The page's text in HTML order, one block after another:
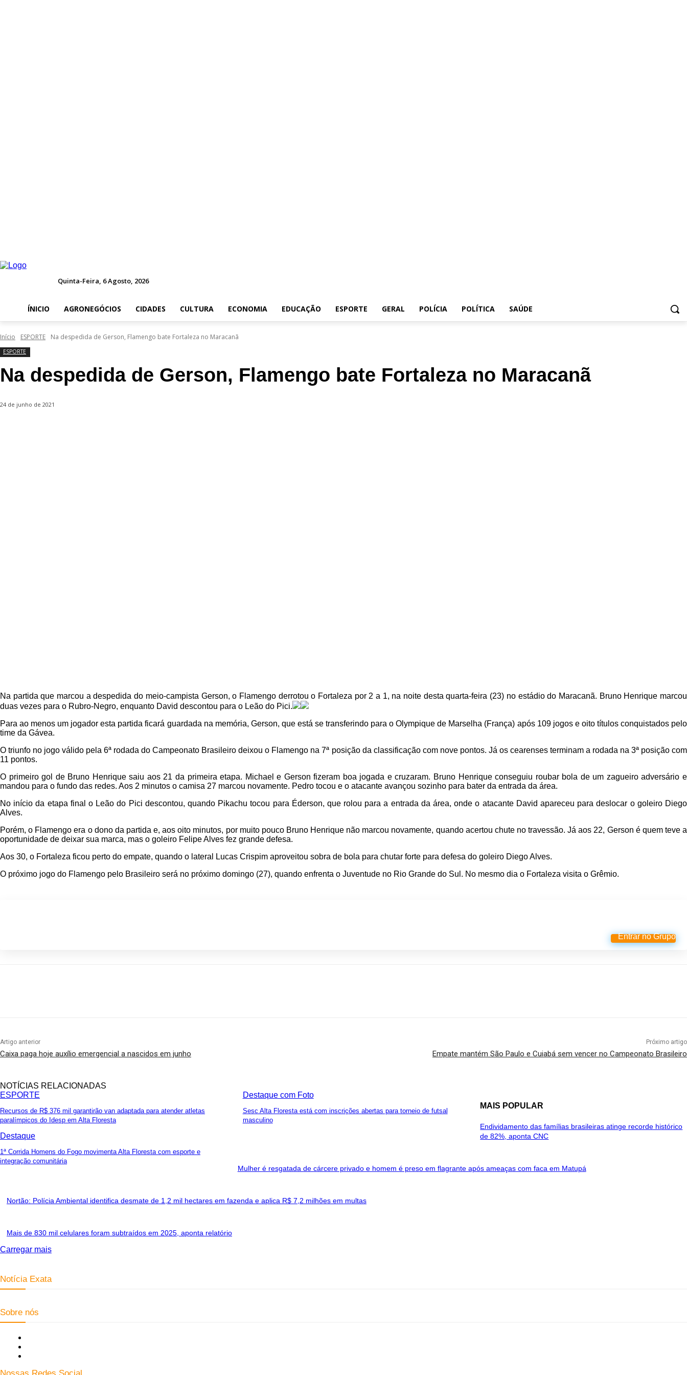
Quinta-Feira, 6 Agosto, 2026
ÍNICIO AGRONEGÓCIOS CIDADES CULTURA ECONOMIA EDUCAÇÃO ESPORTE GERAL POLÍCIA POLÍTICA SAÚDE
Início ESPORTE Na despedida de Gerson, Flamengo bate Fortaleza no Maracanã
ESPORTE
Na despedida de Gerson, Flamengo bate Fortaleza no Maracanã
24 de junho de 2021
Na partida que marcou a despedida do meio-campista Gerson, o Flamengo derrotou o Fortaleza por 2 a 1, na noite desta quarta-feira (23) no estádio do Maracanã. Bruno Henrique marcou
duas vezes para o Rubro-Negro, enquanto David descontou para o Leão do Pici.
Para ao menos um jogador esta partida ficará guardada na memória, Gerson, que está se transferindo para o Olympique de Marselha (França) após 109 jogos e oito títulos conquistados pelo
time da Gávea.
O triunfo no jogo válido pela 6ª rodada do Campeonato Brasileiro deixou o Flamengo na 7ª posição da classificação com nove pontos. Já os cearenses terminam a rodada na 3ª posição com
11 pontos.
O primeiro gol de Bruno Henrique saiu aos 21 da primeira etapa. Michael e Gerson fizeram boa jogada e cruzaram. Bruno Henrique conseguiu roubar bola de um zagueiro adversário e
mandou para o fundo das redes. Aos 2 minutos o camisa 27 marcou novamente. Pedro tocou e o atacante avançou sozinho para bater da entrada da área.
No início da etapa final o Leão do Pici descontou, quando Pikachu tocou para Éderson, que rolou para a entrada da área, onde o atacante David apareceu para deslocar o goleiro Diego
Alves.
Porém, o Flamengo era o dono da partida e, aos oito minutos, por muito pouco Bruno Henrique não marcou novamente, quando acertou chute no travessão. Já aos 22, Gerson é quem teve a
oportunidade de deixar sua marca, mas o goleiro Felipe Alves fez grande defesa.
Aos 30, o Fortaleza ficou perto do empate, quando o lateral Lucas Crispim aproveitou sobra de bola para chutar forte para defesa do goleiro Diego Alves.
O próximo jogo do Flamengo pelo Brasileiro será no próximo domingo (27), quando enfrenta o Juventude no Rio Grande do Sul. No mesmo dia o Fortaleza visita o Grêmio.
Entrar no Grupo
Artigo anterior
Caixa paga hoje auxílio emergencial a nascidos em junho
Próximo artigo
Empate mantém São Paulo e Cuiabá sem vencer no Campeonato Brasileiro
NOTÍCIAS RELACIONADAS
ESPORTE
Recursos de R$ 376 mil garantirão van adaptada para atender atletas
paralímpicos do Idesp em Alta Floresta
Destaque com Foto
Sesc Alta Floresta está com inscrições abertas para torneio de futsal
masculino
Destaque
1ª Corrida Homens do Fogo movimenta Alta Floresta com esporte e
integração comunitária
MAIS POPULAR
Endividamento das famílias brasileiras atinge recorde histórico
de 82%, aponta CNC
Mulher é resgatada de cárcere privado e homem é preso em flagrante após ameaças com faca em Matupá
Nortão: Polícia Ambiental identifica desmate de 1,2 mil hectares em fazenda e aplica R$ 7,2 milhões em multas
Mais de 830 mil celulares foram subtraídos em 2025, aponta relatório
Carregar mais
Notícia Exata
Sobre nós
Nossas Redes Social